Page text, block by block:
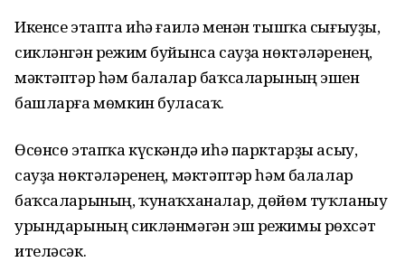
Икенсе этапта иһә ғаилә менән тышҡа сығыуҙы,
сикләнгән режим буйынса сауҙа нөктәләренең,
мәктәптәр һәм балалар баҡсаларының эшен
башларға мөмкин буласаҡ.
Өсөнсө этапҡа күскәндә иһә парктарҙы асыу,
сауҙа нөктәләренең, мәктәптәр һәм балалар
баҡсаларының, ҡунаҡханалар, дөйөм туҡланыу
урындарының сикләнмәгән эш режимы рөхсәт
ителәсәк.